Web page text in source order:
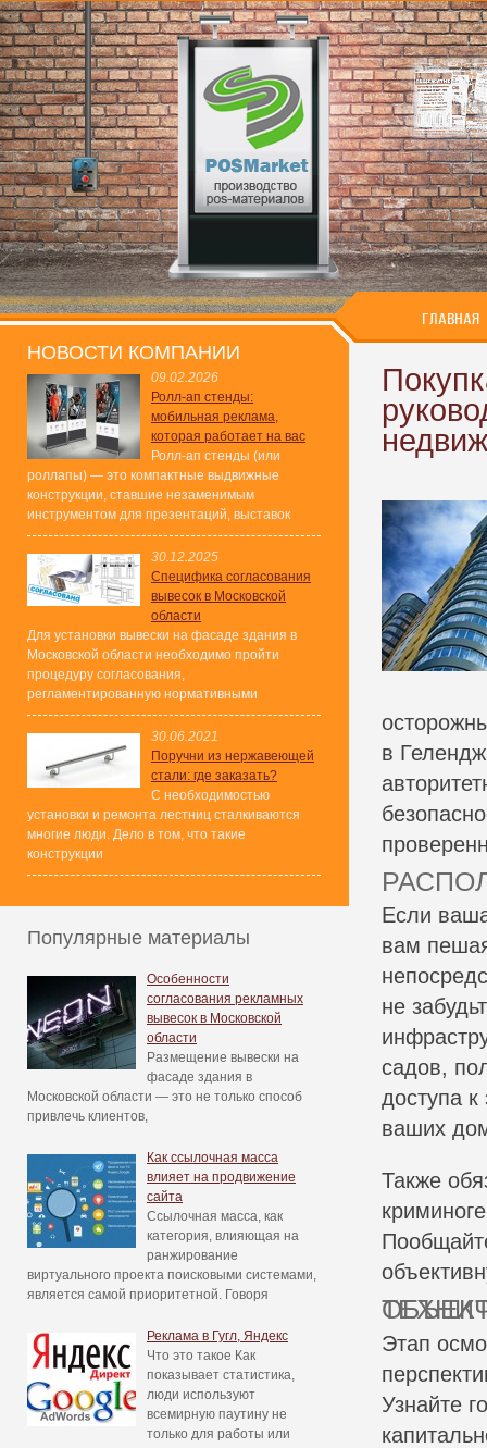
ГЛАВНАЯ
НОВОСТИ КОМПАНИИ
09.02.2026
Ролл-ап стенды:
мобильная реклама,
которая работает на вас
Ролл-ап стенды (или
роллапы) — это компактные выдвижные
конструкции, ставшие незаменимым
инструментом для презентаций, выставок
30.12.2025
Специфика согласования
вывесок в Московской
области
Для установки вывески на фасаде здания в
Московской области необходимо пройти
процедуру согласования,
регламентированную нормативными
30.06.2021
Поручни из нержавеющей
стали: где заказать?
С необходимостью
установки и ремонта лестниц сталкиваются
многие люди. Дело в том, что такие
конструкции
Популярные материалы
Особенности
согласования рекламных
вывесок в Московской
области
Размещение вывески на
фасаде здания в
Московской области — это не только способ
привлечь клиентов,
Как ссылочная масса
влияет на продвижение
сайта
Ссылочная масса, как
категория, влияющая на
ранжирование
виртуального проекта поисковыми системами,
является самой приоритетной. Говоря
Реклама в Гугл, Яндекс
Что это такое Как
показывает статистика,
люди используют
всемирную паутину не
только для работы или
в
Если
вам
не
садов,
доступа
ваших
Также
ТЕХНИЧЕСКОЕ И ЮРИДИЧЕСКОЕ
Этап
Узнайте